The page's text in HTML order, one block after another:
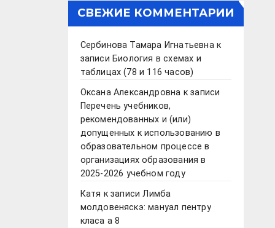
СВЕЖИЕ КОММЕНТАРИИ
Сербинова Тамара Игнатьевнак
записи Биология в схемах и
таблицах (78 и 116 часов)
Оксана Александровна к записи
Перечень учебников,
рекомендованных и (или)
допущенных к использованию в
образовательном процессе в
организациях образования в
2025-2026 учебном году
Катя к записиЛимба
молдовеняскэ: мануал пентру
класа а 8